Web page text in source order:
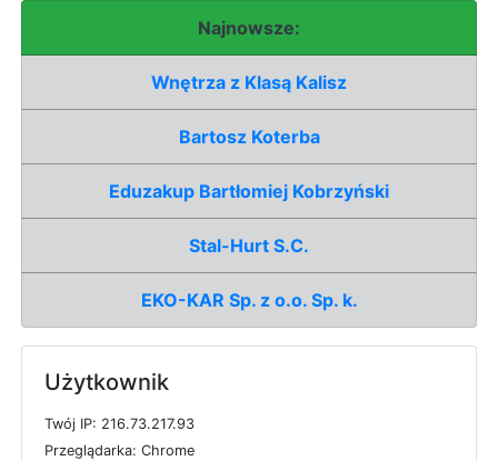
Najnowsze:
Wnętrza z Klasą Kalisz
Bartosz Koterba
Eduzakup Bartłomiej Kobrzyński
Stal-Hurt S.C.
EKO-KAR Sp. z o.o. Sp. k.
Użytkownik
Twój IP: 216.73.217.93
Przeglądarka: Chrome